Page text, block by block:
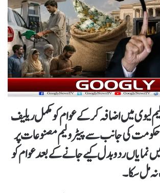
لیوی میں اضافہ کرکے عوام کو مکمل ریلیف
کی جانب سے پیٹرولیم مصنوعات پر
میں نمایاں ردوبدل کیے جانے کے بعد عوام کو
مل سکا۔